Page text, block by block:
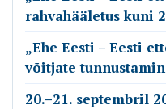
rahvahääletus kuni
„Ehe Eesti – Eesti
võitjate
20.–21. septembril